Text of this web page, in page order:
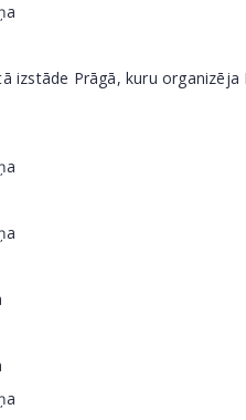
izstāde Prāgā, kuru